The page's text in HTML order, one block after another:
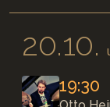
20.10.
19:30